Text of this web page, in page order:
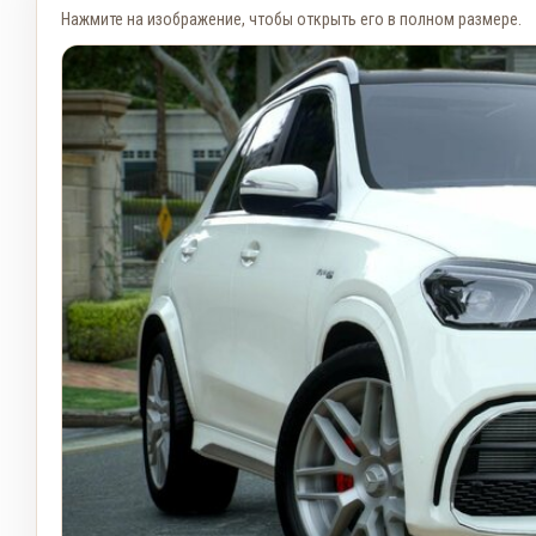
Нажмите на изображение, чтобы открыть его в полном размере.